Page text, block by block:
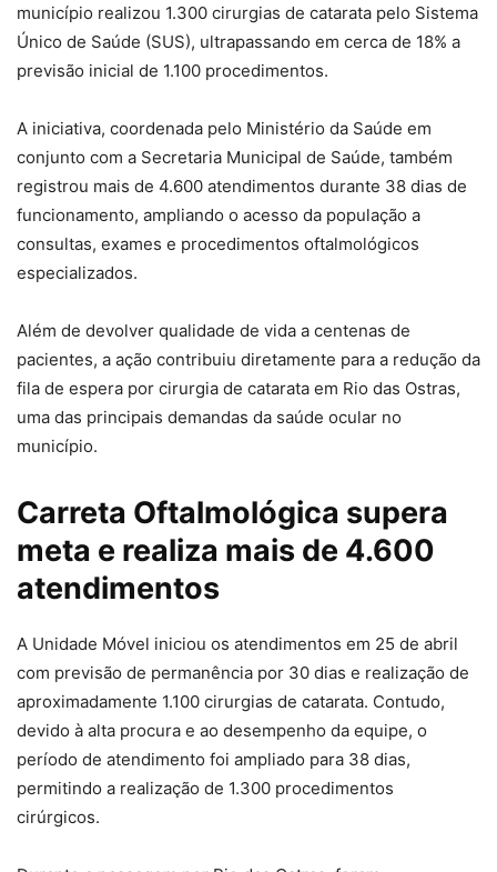
município realizou 1.300 cirurgias de catarata pelo Sistema
Único de Saúde (SUS), ultrapassando em cerca de 18% a
previsão inicial de 1.100 procedimentos.
A iniciativa, coordenada pelo Ministério da Saúde em
conjunto com a Secretaria Municipal de Saúde, também
registrou mais de 4.600 atendimentos durante 38 dias de
funcionamento, ampliando o acesso da população a
consultas, exames e procedimentos oftalmológicos
especializados.
Além de devolver qualidade de vida a centenas de
pacientes, a ação contribuiu diretamente para a redução da
fila de espera por cirurgia de catarata em Rio das Ostras,
uma das principais demandas da saúde ocular no
município.
Carreta Oftalmológica supera
meta e realiza mais de 4.600
atendimentos
A Unidade Móvel iniciou os atendimentos em 25 de abril
com previsão de permanência por 30 dias e realização de
aproximadamente 1.100 cirurgias de catarata. Contudo,
devido à alta procura e ao desempenho da equipe, o
período de atendimento foi ampliado para 38 dias,
permitindo a realização de 1.300 procedimentos
cirúrgicos.